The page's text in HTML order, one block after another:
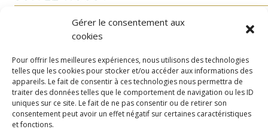
Gérer le consentement aux
cookies
Pour offrir les meilleures expériences, nous utilisons des technologies
telles que les cookies pour stocker et/ou accéder aux informations des
appareils. Le fait de consentir à ces technologies nous permettra de
traiter des données telles que le comportement de navigation ou les ID
uniques sur ce site. Le fait de ne pas consentir ou de retirer son
consentement peut avoir un effet négatif sur certaines caractéristiques
et fonctions.
FAIRE UN DON